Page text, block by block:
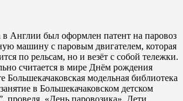
в Англии был оформлен патент на паровоз
машину с паровым двигателем, которая
по рельсам, но и везёт с собой тележки.
считается в мире Днём рождения
Большекачаковская модельная библиотека
в Большекачаковском детском
проведя «День паровозика». Дети